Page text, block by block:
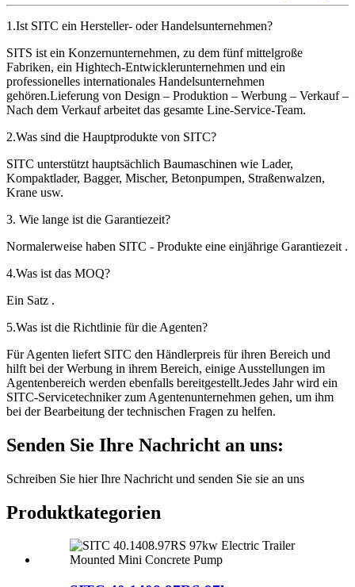
1.Ist SITC ein Hersteller- oder Handelsunternehmen?
SITS ist ein Konzernunternehmen, zu dem fünf mittelgroße
Fabriken, ein Hightech-Entwicklerunternehmen und ein
professionelles internationales Handelsunternehmen
gehören.Lieferung von Design – Produktion – Werbung – Verkauf –
Nach dem Verkauf arbeitet das gesamte Line-Service-Team.
2.Was sind die Hauptprodukte von SITC?
SITC unterstützt hauptsächlich Baumaschinen wie Lader,
Kompaktlader, Bagger, Mischer, Betonpumpen, Straßenwalzen,
Krane usw.
3. Wie lange ist die Garantiezeit?
Normalerweise haben SITC - Produkte eine einjährige Garantiezeit .
4.Was ist das MOQ?
Ein Satz .
5.Was ist die Richtlinie für die Agenten?
Für Agenten liefert SITC den Händlerpreis für ihren Bereich und
hilft bei der Werbung in ihrem Bereich, einige Ausstellungen im
Agentenbereich werden ebenfalls bereitgestellt.Jedes Jahr wird ein
SITC-Servicetechniker zum Agentenunternehmen gehen, um ihm
bei der Bearbeitung der technischen Fragen zu helfen.
Senden Sie Ihre Nachricht an uns:
Schreiben Sie hier Ihre Nachricht und senden Sie sie an uns
Produktkategorien